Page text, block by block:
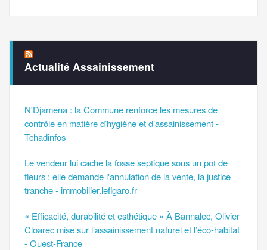
Actualité Assainissement
N'Djamena : la Commune renforce les mesures de
contrôle en matière d’hygiène et d’assainissement -
Tchadinfos
Le vendeur lui cache la fosse septique sous un pot de
fleurs : elle demande l'annulation de la vente, la justice
tranche - immobilier.lefigaro.fr
« Efficacité, durabilité et esthétique » À Bannalec, Olivier
Cloarec mise sur l’assainissement naturel et l’éco-habitat
- Ouest-France